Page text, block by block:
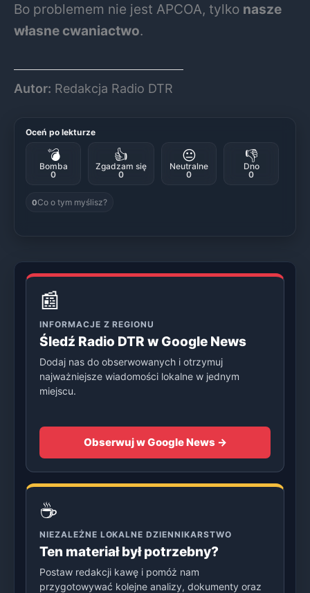
Bo problemem nie jest APCOA, tylko nasze
własne cwaniactwo.
Autor: Redakcja Radio DTR
Oceń po lekturze
💣
Bomba
0
👍
Zgadzam się
0
😐
Neutralne
0
👎
Dno
0
0Co o tym myślisz?
📰
INFORMACJE Z REGIONU
Śledź Radio DTR w Google News
Dodaj nas do obserwowanych i otrzymuj
najważniejsze wiadomości lokalne w jednym
miejscu.
Obserwuj w Google News →
☕
NIEZALEŻNE LOKALNE DZIENNIKARSTWO
Ten materiał był potrzebny?
Postaw redakcji kawę i pomóż nam
przygotowywać kolejne analizy, dokumenty oraz